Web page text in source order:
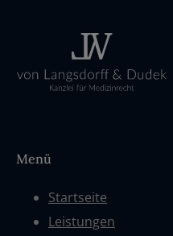
Menü
Startseite
Leistungen